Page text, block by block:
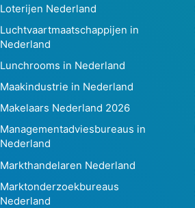
Loterijen Nederland
Luchtvaartmaatschappijen in
Nederland
Lunchrooms in Nederland
Maakindustrie in Nederland
Makelaars Nederland 2026
Managementadviesbureaus in
Nederland
Markthandelaren Nederland
Marktonderzoekbureaus
Nederland